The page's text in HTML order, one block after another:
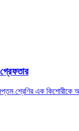
শ্রেণির এক কিশোরীকে